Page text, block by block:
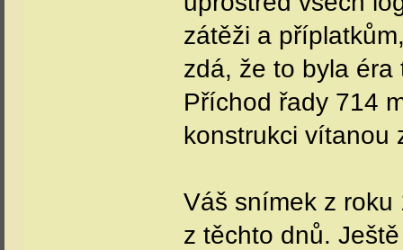
zátěži a
zdá, že to byla
Příchod řady 714
konstrukci vítanou
Váš snímek z roku
z těchto dnů.